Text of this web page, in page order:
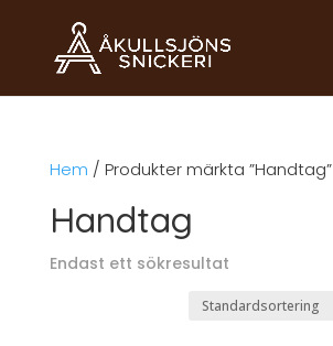
Hem / Produkter märkta ”Handtag”
Handtag
Endast ett sökresultat